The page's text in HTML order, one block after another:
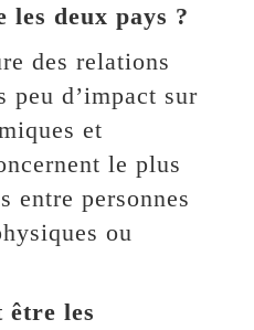
les deux pays ?
des relations
peu d’impact sur
et
le plus
entre personnes
ou
être les